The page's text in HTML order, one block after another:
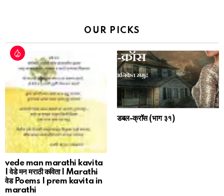
OUR PICKS
vede man marathi kavita
| वेडे मन मराठी कविता | Marathi
वेड Poems | prem kavita in
marathi
डबल-क्रॉस (भाग ३१)